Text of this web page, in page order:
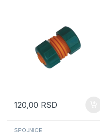
120,00 RSD
SPOJNICE